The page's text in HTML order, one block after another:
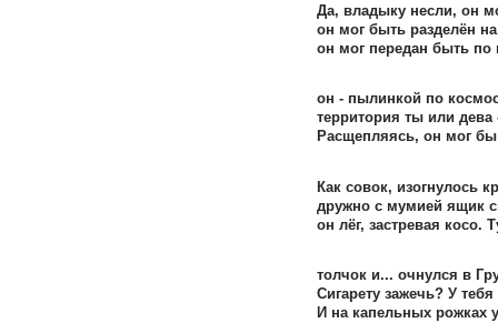
Да, владыку несли, он
он мог быть разделён
он мог передан быть по
он - пылинкой по
территория ты или
Расщепляясь, он мог
Как совок, изогнулось
дружно с мумией ящик
он лёг, застревая косо.
толчок и... очнулся в
Сигарету зажечь? У
И на капельных рожках